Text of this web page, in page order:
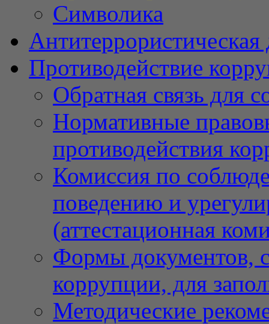
Символика
Антитеррористическая
Противодействие
Обратная связь для
Нормативные
противодействия
Комиссия по
поведению и
(аттестационная
Формы документов,
коррупции, для
Методические